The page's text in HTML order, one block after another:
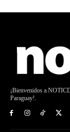
¡Bienvenidos a
Paraguay!.